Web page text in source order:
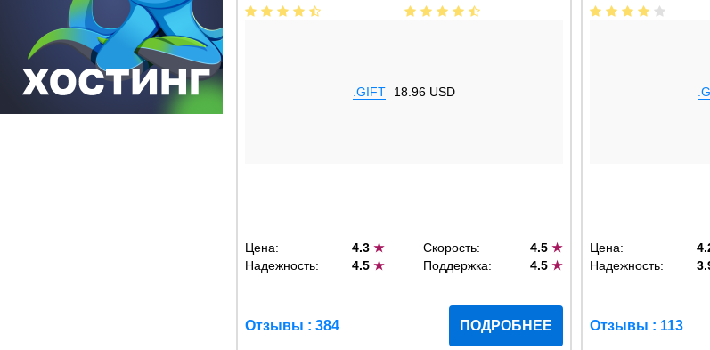
.GIFT 18.96 USD
Цена: 4.3★ Скорость: 4.5 ★
Надежность:
4.5★ Поддержка: 4.5 ★
Отзывы : 384 ПОДРОБНЕЕ
Цена:
Надежность:
Отзывы : 113